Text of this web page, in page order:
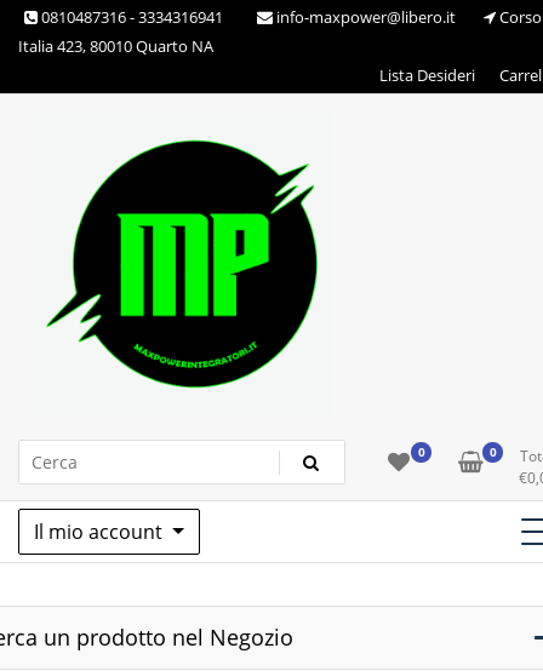
Skip 0810487316 - 3334316941 info-maxpower@libero.it
Corso
Italia 423, 80010 Quarto NA
Lista Desideri
Max Power Integratori 0 0
€
Il mio account
un prodotto nel Negozio